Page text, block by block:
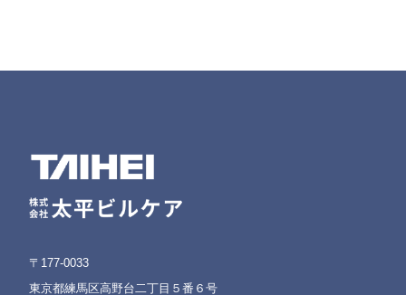
〒177-0033
東京都練馬区高野台二丁目５番６号